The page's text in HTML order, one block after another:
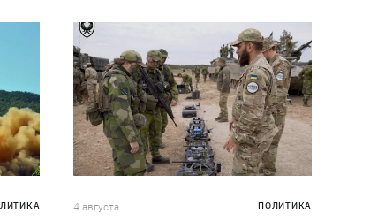
4 августа ПОЛИТИКА